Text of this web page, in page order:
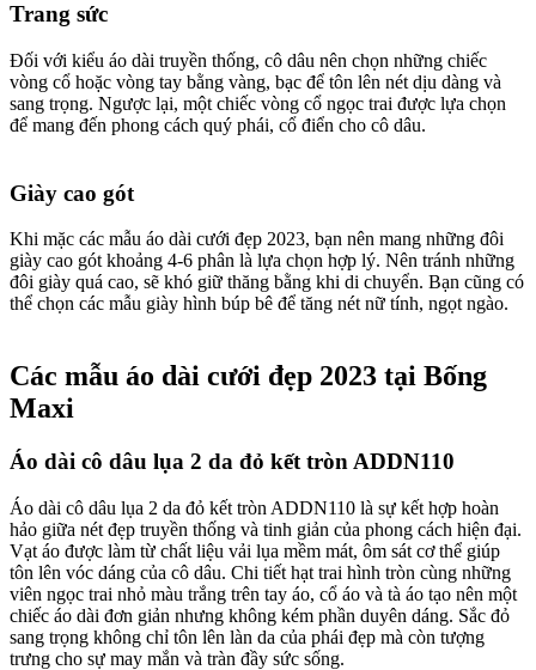
Trang sức​
Đối với kiểu áo dài truyền thống, cô dâu nên chọn những chiếc
vòng cổ hoặc vòng tay bằng vàng, bạc để tôn lên nét dịu dàng và
sang trọng. Ngược lại, một chiếc vòng cổ ngọc trai được lựa chọn
để mang đến phong cách quý phái, cổ điển cho cô dâu.
Giày cao gót​
Khi mặc các mẫu áo dài cưới đẹp 2023, bạn nên mang những đôi
giày cao gót khoảng 4-6 phân là lựa chọn hợp lý. Nên tránh những
đôi giày quá cao, sẽ khó giữ thăng bằng khi di chuyển. Bạn cũng có
thể chọn các mẫu giày hình búp bê để tăng nét nữ tính, ngọt ngào.
Các mẫu áo dài cưới đẹp 2023 tại Bống
Maxi​
Áo dài cô dâu lụa 2 da đỏ kết tròn ADDN110​
Áo dài cô dâu lụa 2 da đỏ kết tròn ADDN110 là sự kết hợp hoàn
hảo giữa nét đẹp truyền thống và tinh giản của phong cách hiện đại.
Vạt áo được làm từ chất liệu vải lụa mềm mát, ôm sát cơ thể giúp
tôn lên vóc dáng của cô dâu. Chi tiết hạt trai hình tròn cùng những
viên ngọc trai nhỏ màu trắng trên tay áo, cổ áo và tà áo tạo nên một
chiếc áo dài đơn giản nhưng không kém phần duyên dáng. Sắc đỏ
sang trọng không chỉ tôn lên làn da của phái đẹp mà còn tượng
trưng cho sự may mắn và tràn đầy sức sống.